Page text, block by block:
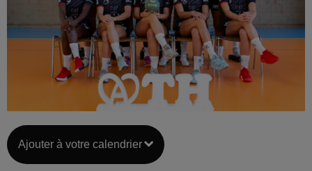
Ajouter à votre calendrier